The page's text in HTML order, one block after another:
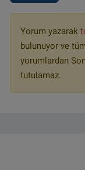
Yorum yazarak
bulunuyor ve
yorumlardan
tutulamaz.